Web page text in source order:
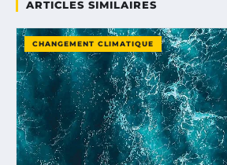
ARTICLES SIMILAIRES
CHANGEMENT CLIMATIQUE